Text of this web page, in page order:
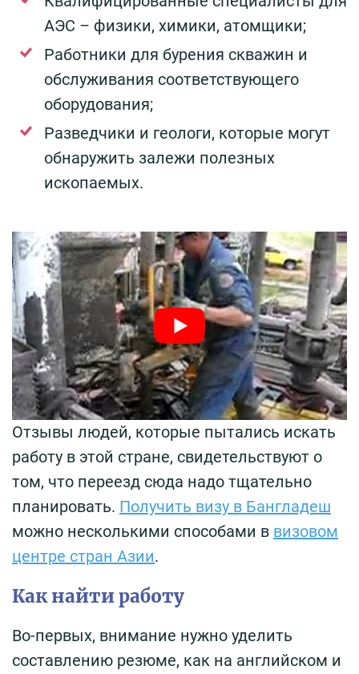
АЭС – физики, химики, атомщики;
Работники для бурения скважин и
обслуживания соответствующего
оборудования;
Разведчики и геологи, которые могут
обнаружить залежи полезных
ископаемых.
Отзывы людей, которые пытались искать
работу в этой стране, свидетельствуют о
том, что переезд сюда надо тщательно
планировать. Получить визу в Бангладеш
можно несколькими способами в визовом
центре стран Азии.
Как найти работу
Во-первых, внимание нужно уделить
составлению резюме, как на английском и